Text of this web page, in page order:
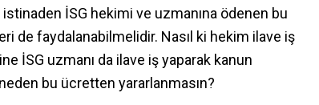
İSG hekimi ve uzmanına ödenen bu
de faydalanabilmelidir. Nasıl ki hekim ilave iş
İSG uzmanı da ilave iş yaparak kanun
bu ücretten yararlanmasın?